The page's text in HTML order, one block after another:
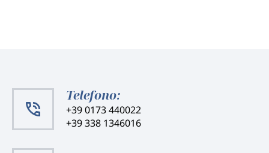
Telefono:
+39 0173 440022
+39 338 1346016